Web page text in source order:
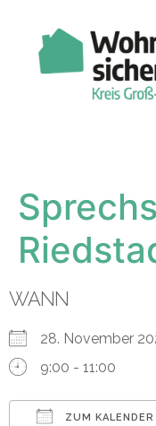
WANN
28. November
9:00 - 11:00
ZUM